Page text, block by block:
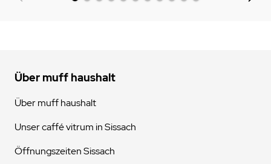
Über muff haushalt
Über muff haushalt
Unser caffé vitrum in Sissach
Öffnungszeiten Sissach